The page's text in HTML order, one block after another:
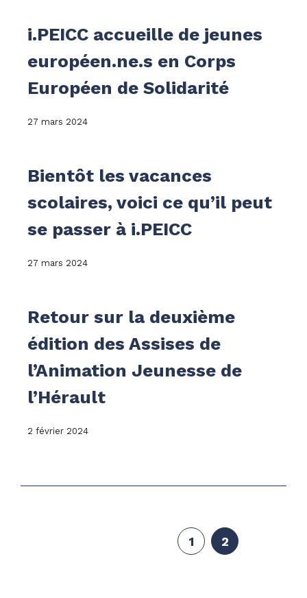
i.PEICC accueille de jeunes
européen.ne.s en Corps
Européen de Solidarité
27 mars 2024
Bientôt les vacances
scolaires, voici ce qu’il peut
se passer à i.PEICC
27 mars 2024
Retour sur la deuxième
édition des Assises de
l’Animation Jeunesse de
l’Hérault
2 février 2024
1 2